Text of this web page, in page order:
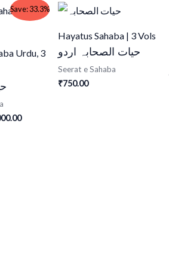
Save: 33.3%
Urdu, 3
Current
price
₹1,000.00.Hayatus Sahaba | 3 Vols
حیات الصحابہ اردو
Seerat e Sahaba
₹750.00